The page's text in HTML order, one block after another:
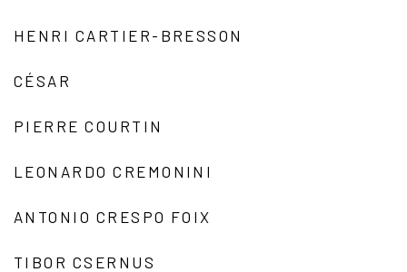
HENRI CARTIER-BRESSON
CÉSAR
PIERRE COURTIN
LEONARDO CREMONINI
ANTONIO CRESPO FOIX
TIBOR CSERNUS